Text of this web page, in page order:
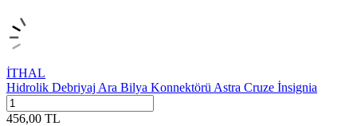
İTHAL
Hidrolik Debriyaj Ara Bilya Konnektörü Astra Cruze İnsignia
456,00 TL